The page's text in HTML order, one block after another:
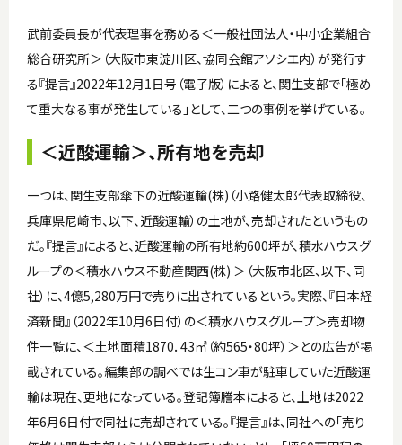
武前委員長が代表理事を務める＜一般社団法人・中小企業組合
総合研究所＞（大阪市東淀川区、協同会館アソシエ内）が発行す
る『提言』2022年12月1日号（電子版）によると、関生支部で「極め
て重大なる事が発生している」として、二つの事例を挙げている。
＜近酸運輸＞、所有地を売却
一つは、関生支部傘下の近酸運輸(株)（小路健太郎代表取締役、
兵庫県尼崎市、以下、近酸運輸）の土地が、売却されたというもの
だ。『提言』によると、近酸運輸の所有地約600坪が、積水ハウスグ
ループの＜積水ハウス不動産関西(株) ＞（大阪市北区、以下、同
社）に、4億5,280万円で売りに出されているという。実際、『日本経
済新聞』（2022年10月6日付）の＜積水ハウスグループ＞売却物
件一覧に、＜土地面積1870．43㎡（約565・80坪）＞との広告が掲
載されている。編集部の調べでは生コン車が駐車していた近酸運
輸は現在、更地になっている。登記簿謄本によると、土地は2022
年6月6日付で同社に売却されている。『提言』は、同社への「売り